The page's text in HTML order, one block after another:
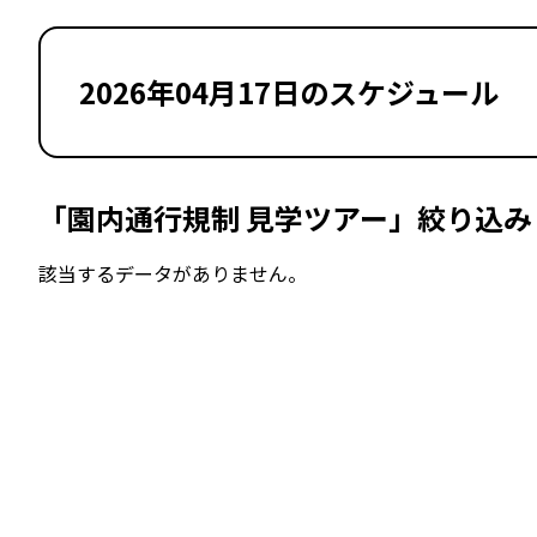
2026年04月17日のスケジュール
「園内通行規制 見学ツアー」絞り込
該当するデータがありません。